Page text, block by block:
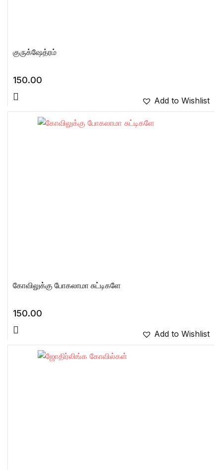
குருக்ஷேத்ரம்
150.00
Add to Wishlist
கோவிலுக்கு போகலாமா சுட்டிகளே
150.00
Add to Wishlist